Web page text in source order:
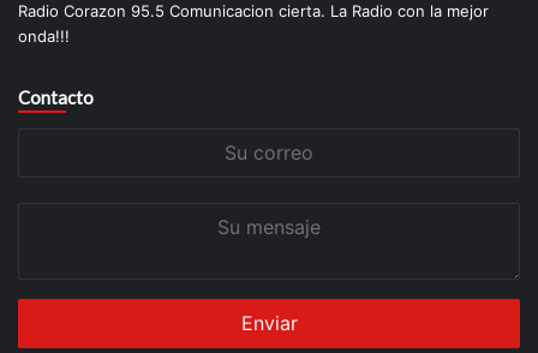
Radio Corazon 95.5 Comunicacion cierta. La Radio con la mejor
onda!!!
Contacto